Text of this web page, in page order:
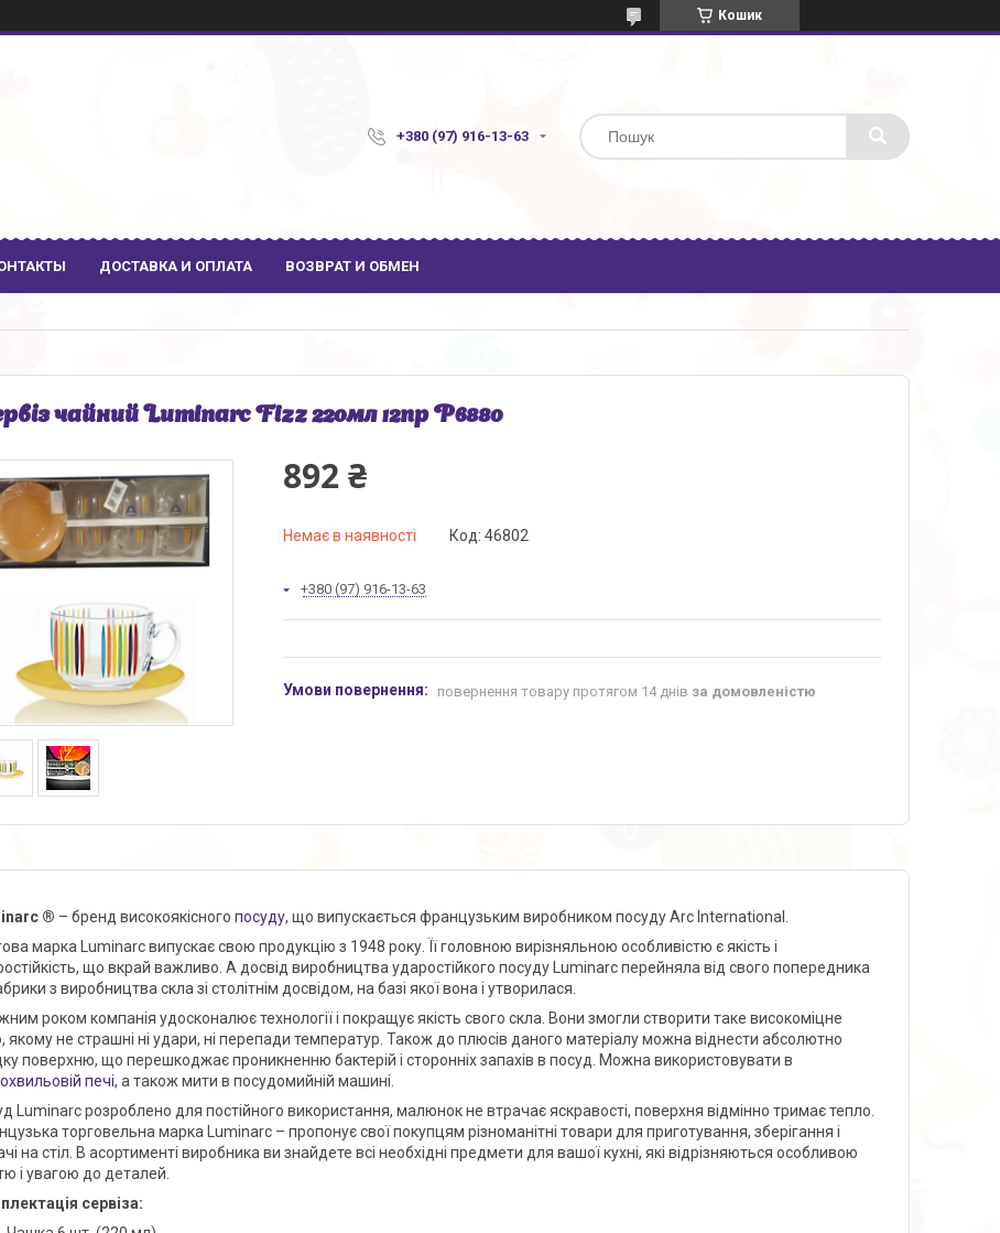
Кошик
+380 (97) 916-13-63
ДОСТАВКА И ОПЛАТА ВОЗВРАТ И ОБМЕН
чайний Luminarc Fizz 220мл 12пр P6880
892 ₴
Немає в наявності Код: 46802
+380 (97) 916-13-63
повернення товару протягом 14 днів за домовленістю
® – бренд високоякісного посуду, що випускається французьким виробником посуду Arc International.
марка Luminarc випускає свою продукцію з 1948 року. Її головною вирізняльною особливістю є якість і
що вкрай важливо. А досвід виробництва ударостійкого посуду Luminarc перейняла від свого попередника
з виробництва скла зі столітнім досвідом, на базі якої вона і утворилася.
роком компанія удосконалює технології і покращує якість свого скла. Вони змогли створити таке високоміцне
якому не страшні ні удари, ні перепади температур. Також до плюсів даного матеріалу можна віднести абсолютно
поверхню, що перешкоджає проникненню бактерій і сторонніх запахів в посуд. Можна використовувати в
печі, а також мити в посудомийній машині.
Luminarc розроблено для постійного використання, малюнок не втрачає яскравості, поверхня відмінно тримає тепло.
торговельна марка Luminarc – пропонує свої покупцям різноманітні товари для приготування, зберігання і
на стіл. В асортименті виробника ви знайдете всі необхідні предмети для вашої кухні, які відрізняються особливою
і увагою до деталей.
сервіза: